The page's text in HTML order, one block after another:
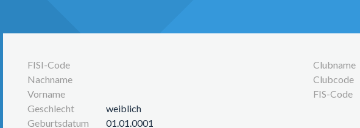
FISI-Code
Nachname
Vorname
Geschlecht
weiblich
Geburtsdatum
01.01.0001
Clubname
Clubcode
FIS-Code